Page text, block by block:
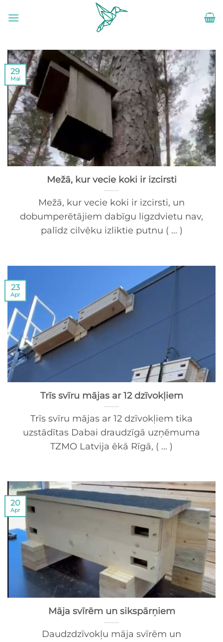
Mežā, kur vecie koki ir izcirsti
Mežā, kur vecie koki ir izcirsti, un
dobumperētājiem dabīgu ligzdvietu nav,
palīdz cilvēku izliktie putnu ( ... )
29
Mai
Trīs svīru mājas ar 12 dzīvokļiem
Trīs svīru mājas ar 12 dzīvokļiem tika
uzstādītas Dabai draudzīgā uzņēmuma
TZMO Latvija ēkā Rīgā, ( ... )
23
Apr
Māja svīrēm un sikspārņiem
Daudzdzīvokļu māja svīrēm un
20
Apr